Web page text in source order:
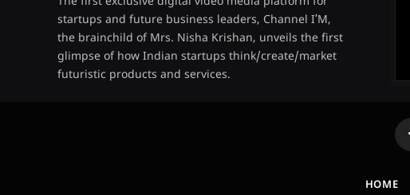
startups and future business leaders, Channel I’M,
the brainchild of Mrs. Nisha Krishan, unveils the first
glimpse of how Indian startups think/create/market
futuristic products and services.
HOME